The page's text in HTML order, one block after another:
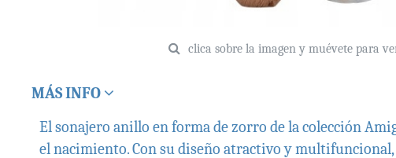
clica sobre la imagen y muévete para
MÁS INFO
El sonajero anillo en forma de zorro de la colección
el nacimiento. Con su diseño atractivo y